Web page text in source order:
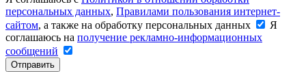
персональных данных, Правилами пользования интернет-
сайтом, а также на обработку персональных данных
Я
соглашаюсь на получение рекламно-информационных
сообщений
Отправить